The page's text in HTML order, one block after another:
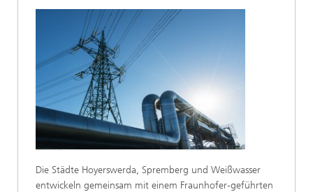
Die Städte Hoyerswerda, Spremberg und Weißwasser
entwickeln gemeinsam mit einem Fraunhofer-geführten